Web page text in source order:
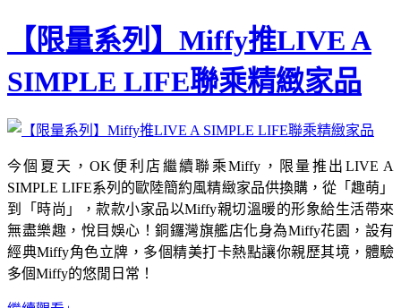
【限量系列】Miffy推LIVE A
SIMPLE LIFE聯乘精緻家品
今個夏天，OK便利店繼續聯乘Miffy，限量推出LIVE A
SIMPLE LIFE系列的歐陸簡約風精緻家品供換購，從「趣萌」
到「時尚」，款款小家品以Miffy親切溫暖的形象給生活帶來
無盡樂趣，悅目娛心！銅鑼灣旗艦店化身為Miffy花園，設有
經典Miffy角色立牌，多個精美打卡熱點讓你親歷其境，體驗
多個Miffy的悠閒日常！